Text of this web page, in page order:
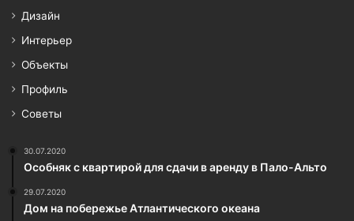
Дизайн
Интерьер
Объекты
Профиль
Советы
30.07.2020
Особняк с квартирой для сдачи в аренду в Пало-Альто
29.07.2020
Дом на побережье Атлантического океана